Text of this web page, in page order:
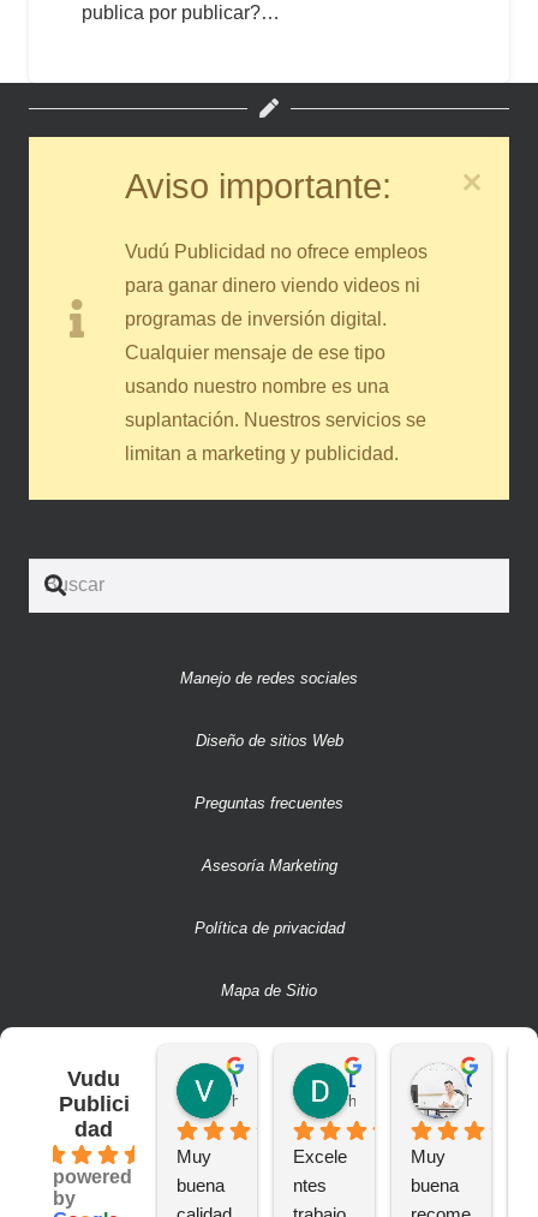
publica por publicar?…
Aviso importante:
Vudú Publicidad no ofrece empleos
para ganar dinero viendo videos ni
programas de inversión digital.
Cualquier mensaje de ese tipo
usando nuestro nombre es una
suplantación. Nuestros servicios se
limitan a marketing y publicidad.
Manejo de redes sociales
Diseño de sitios Web
Preguntas frecuentes
Asesoría Marketing
Política de privacidad
Mapa de Sitio
Vudu
Publici
dad
powered
by
hace 2 años
Muy
buena
hace 2 años
Excele
ntes
hace 2
Muy
buena